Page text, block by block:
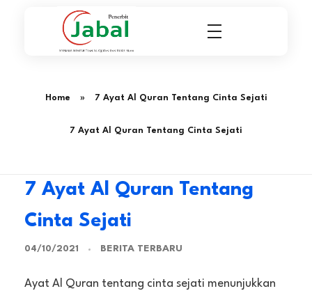
Home » 7 Ayat Al Quran Tentang Cinta Sejati
7 Ayat Al Quran Tentang Cinta Sejati
7 Ayat Al Quran Tentang
Cinta Sejati
04/10/2021 BERITA TERBARU
Ayat Al Quran tentang cinta sejati menunjukkan